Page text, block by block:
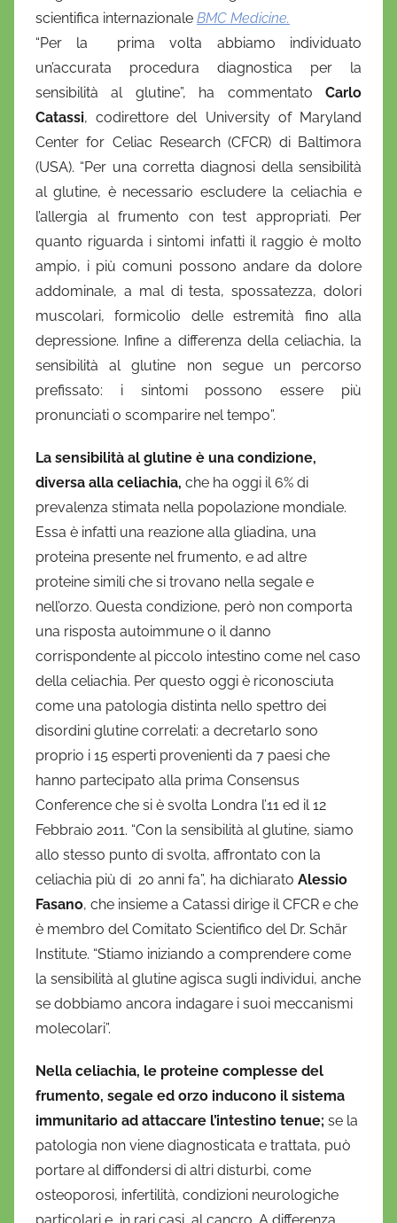
'
i
o
scientifica internazionale BMC Medicine.
“Per la prima volta abbiamo individuato
un’accurata procedura diagnostica per la
sensibilità al glutine”, ha commentato Carlo
Catassi, codirettore del University of Maryland
Center for Celiac Research (CFCR) di Baltimora
(USA). “Per una corretta diagnosi della sensibilità
al glutine, è necessario escludere la celiachia e
l’allergia al frumento con test appropriati. Per
quanto riguarda i sintomi infatti il raggio è molto
ampio, i più comuni possono andare da dolore
addominale, a mal di testa, spossatezza, dolori
muscolari, formicolio delle estremità fino alla
depressione. Infine a differenza della celiachia, la
sensibilità al glutine non segue un percorso
prefissato: i sintomi possono essere più
pronunciati o scomparire nel tempo”.
La sensibilità al glutine è una condizione,
diversa alla celiachia, che ha oggi il 6% di
prevalenza stimata nella popolazione mondiale.
Essa è infatti una reazione alla gliadina, una
proteina presente nel frumento, e ad altre
proteine simili che si trovano nella segale e
nell’orzo. Questa condizione, però non comporta
una risposta autoimmune o il danno
corrispondente al piccolo intestino come nel caso
della celiachia. Per questo oggi è riconosciuta
come una patologia distinta nello spettro dei
disordini glutine correlati: a decretarlo sono
proprio i 15 esperti provenienti da 7 paesi che
hanno partecipato alla prima Consensus
Conference che si è svolta Londra l’11 ed il 12
Febbraio 2011. “Con la sensibilità al glutine, siamo
allo stesso punto di svolta, affrontato con la
celiachia più di 20 anni fa”, ha dichiarato Alessio
Fasano, che insieme a Catassi dirige il CFCR e che
è membro del Comitato Scientifico del Dr. Schär
Institute. “Stiamo iniziando a comprendere come
la sensibilità al glutine agisca sugli individui, anche
se dobbiamo ancora indagare i suoi meccanismi
molecolari”.
Nella celiachia, le proteine complesse del
frumento, segale ed orzo inducono il sistema
immunitario ad attaccare l’intestino tenue; se la
patologia non viene diagnosticata e trattata, può
portare al diffondersi di altri disturbi, come
osteoporosi, infertilità, condizioni neurologiche